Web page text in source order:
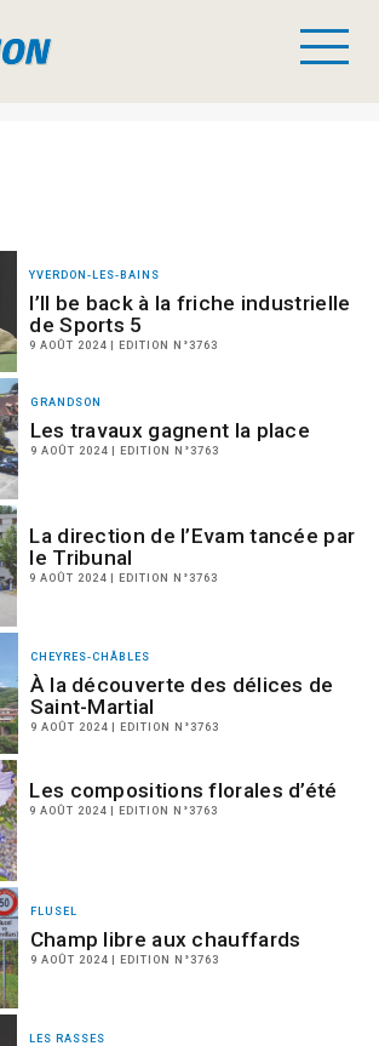
YVERDON-LES-BAINS
I’ll be back à la friche industrielle
de Sports 5
9 AOÛT 2024 | EDITION N°3763
GRANDSON
Les travaux gagnent la place
9 AOÛT 2024 | EDITION N°3763
La direction de l’Evam tancée par
le Tribunal
9 AOÛT 2024 | EDITION N°3763
CHEYRES-CHÂBLES
À la découverte des délices de
Saint-Martial
9 AOÛT 2024 | EDITION N°3763
Les compositions florales d’été
9 AOÛT 2024 | EDITION N°3763
FLUSEL
Champ libre aux chauffards
9 AOÛT 2024 | EDITION N°3763
LES RASSES